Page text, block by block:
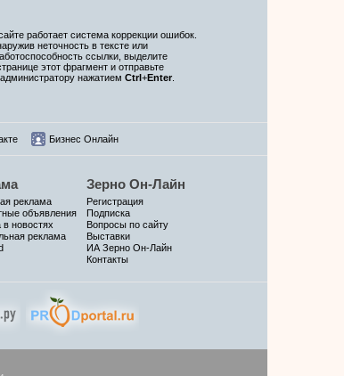
работает система коррекции ошибок.
неточность в тексте или
ссылки, выделите
этот фрагмент и отправьте
нажатием Ctrl+Enter
Бизнес Онлайн
реклама
объявления
в новостях
реклама
Зерно Он-Лайн
Регистрация
Подписка
Вопросы по сайту
Выставки
ИА Зерно Он-Лайн
Контакты